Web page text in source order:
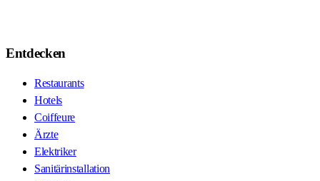
Entdecken
Restaurants
Hotels
Coiffeure
Ärzte
Elektriker
Sanitärinstallation